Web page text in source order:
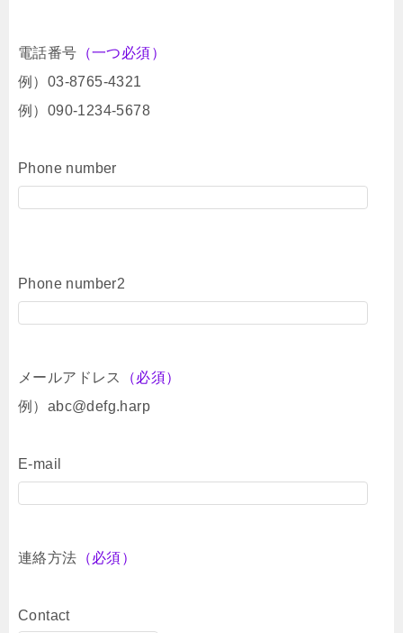
電話番号 （一つ必須）
例）03-8765-4321
例）090-1234-5678
Phone number
Phone number2
メールアドレス
（必須）
例）abc@defg.harp
E-mail
連絡方法 （必須）
Contact